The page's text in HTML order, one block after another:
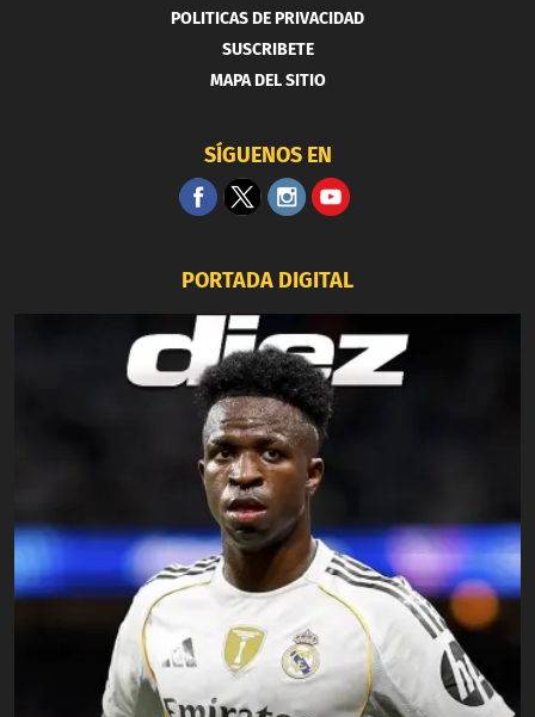
POLITICAS DE PRIVACIDAD
SUSCRIBETE
MAPA DEL SITIO
SÍGUENOS EN
PORTADA DIGITAL